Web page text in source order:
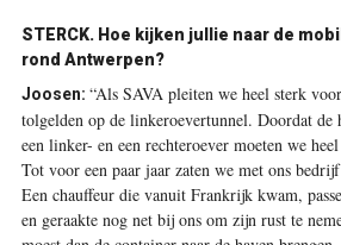
STERCK. Hoe kijken jullie naar de
rond Antwerpen?
Joosen: “Als SAVA pleiten we heel sterk
tolgelden op de linkeroevertunnel. Doordat de
een linker- en een rechteroever moeten we
Tot voor een paar jaar zaten we met ons
Een chauffeur die vanuit Frankrijk kwam,
en geraakte nog net bij ons om zijn rust te